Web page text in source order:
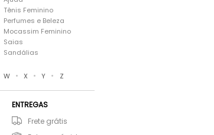
Tênis Feminino
Perfumes e Beleza
Mocassim Feminino
Saias
Sandálias
W • X • Y • Z
ENTREGAS
Frete grátis